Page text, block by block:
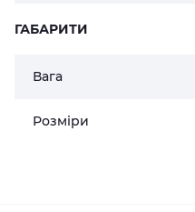
ГАБАРИТИ
Вага
Розміри